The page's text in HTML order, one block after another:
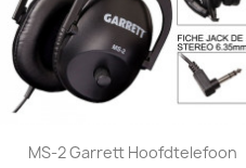
Snel bekijken
MS-2 Garrett Hoofdtelefoon